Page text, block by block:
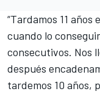
“Tardamos 11
cuando lo
consecutivos. Nos
después
tardemos 10 años,